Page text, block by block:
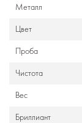
Металл
Цвет
Проба
Чистота
Вес
Бриллиант